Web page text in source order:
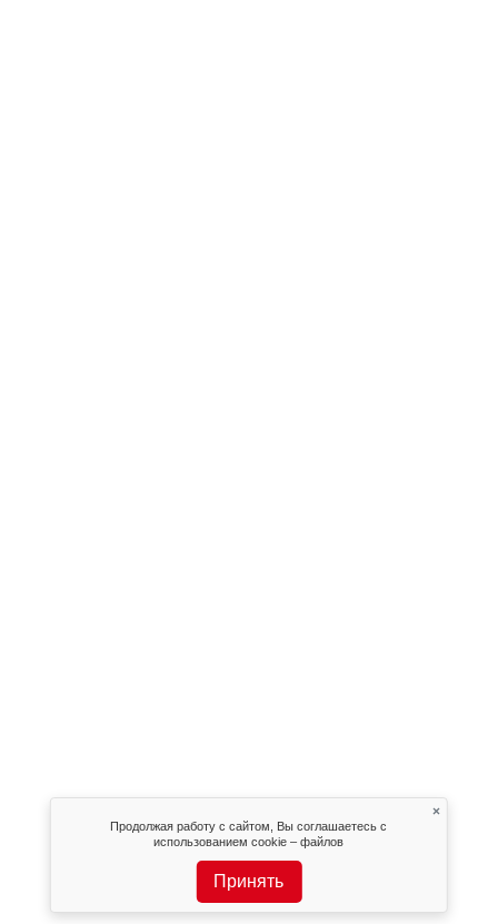
Продолжая работу с сайтом, Вы соглашаетесь с
использованием cookie – файлов
Принять
×